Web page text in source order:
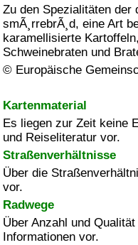
Zu den Spezialitäten der
smÃ¸rrebrÃ¸d, eine Art
karamellisierte
Schweinebraten und
© Europäische
Kartenmaterial
Es liegen zur Zeit keine
und Reiseliteratur vor.
Straßenverhältnisse
Über die
vor.
Radwege
Über Anzahl und
Informationen vor.